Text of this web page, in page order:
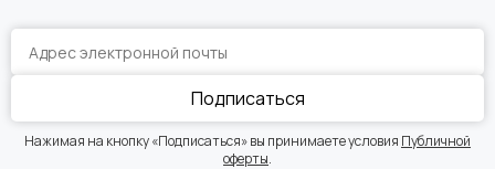
Подписаться
Нажимая на кнопку «Подписаться» вы принимаете условия Публичной
оферты.